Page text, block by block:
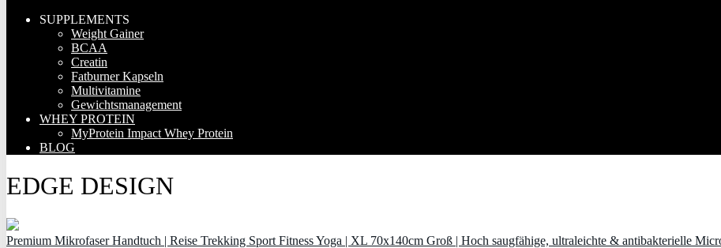
SUPPLEMENTS
Weight Gainer
BCAA
Creatin
Fatburner Kapseln
Multivitamine
Gewichtsmanagement
WHEY PROTEIN
MyProtein Impact Whey Protein
BLOG
EDGE DESIGN
Premium Mikrofaser Handtuch | Reise Trekking Sport Fitness Yoga | XL 70x140cm Groß | Hoch saugfähige, ultraleichte & antibakterielle